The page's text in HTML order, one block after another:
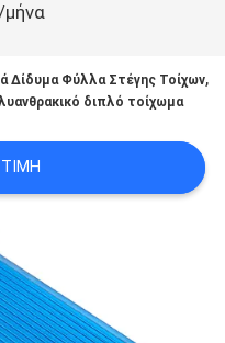
μήνα
Δίδυμα Φύλλα Στέγης Τοίχων,
διπλό τοίχωμα